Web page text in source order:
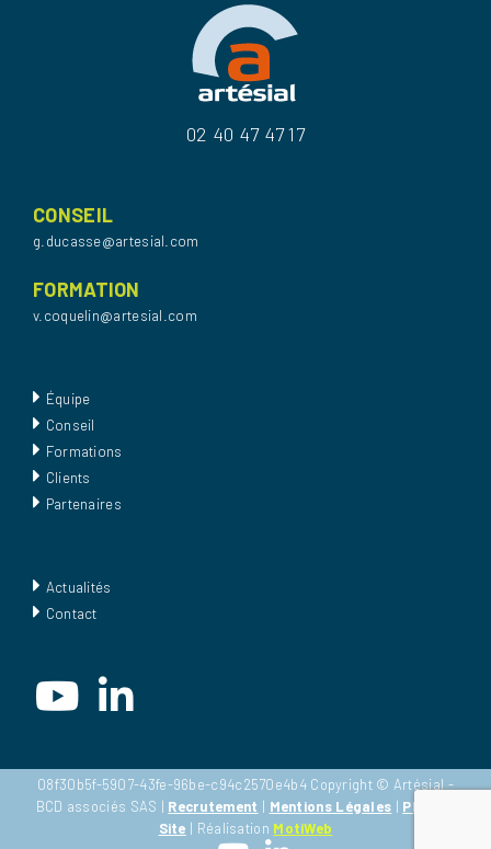
02 40 47 47 17
CONSEIL
g.ducasse@artesial.com
FORMATION
v.coquelin@artesial.com
Équipe
Conseil
Formations
Clients
Partenaires
Actualités
Contact
08f30b5f-5907-43fe-96be-c94c2570e4b4 Copyright © Artésial -
BCD associés SAS | Recrutement | Mentions Légales | Plan du
Site | Réalisation MotiWeb